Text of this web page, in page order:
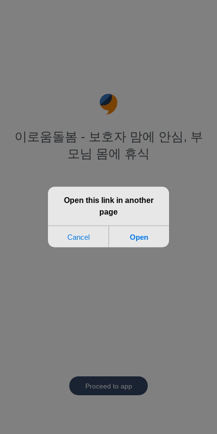
이로움돌봄 - 보호자 맘에 안심, 부
모님 몸에 휴식
Proceed to app